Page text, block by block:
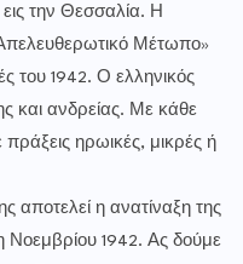
την Θεσσαλία. Η
Μέτωπο»
του 1942. Ο ελληνικός
και ανδρείας. Με κάθε
πράξεις ηρωικές, μικρές ή
αποτελεί η ανατίναξη της
Νοεμβρίου 1942. Ας δούμε